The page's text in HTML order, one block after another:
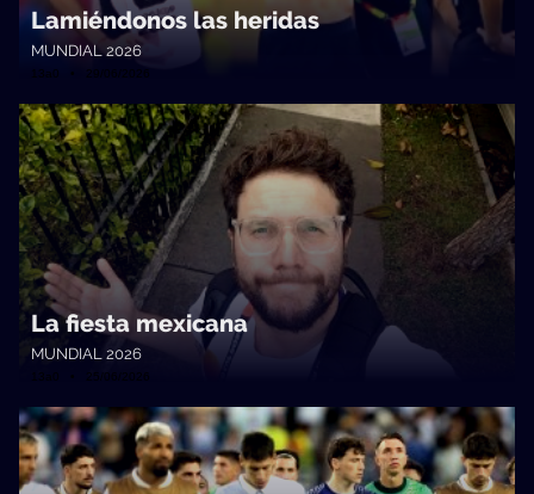
Lamiéndonos las heridas
MUNDIAL 2026
13a0 • 29/06/2026
La fiesta mexicana
MUNDIAL 2026
13a0 • 25/06/2026